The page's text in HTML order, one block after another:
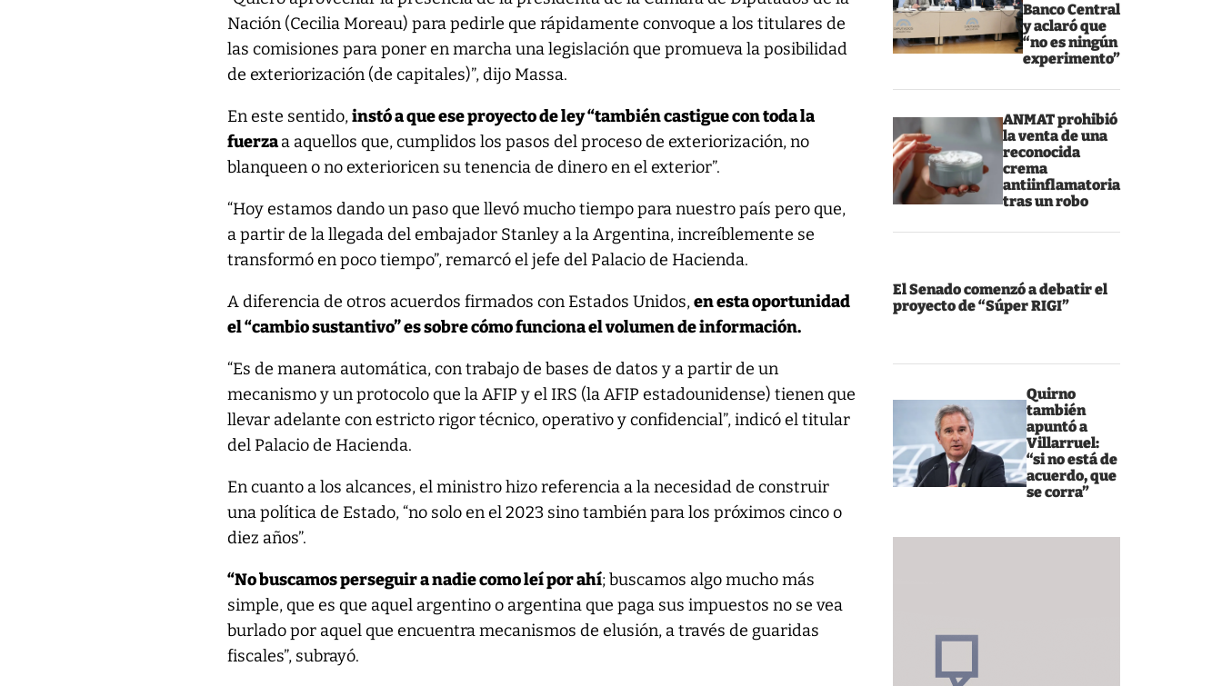
Banco Central
y aclaró que
“no es ningún
experimento”
ANMAT prohibió
la venta de una
reconocida
crema
antiinflamatoria
tras un robo
El Senado comenzó a debatir el
proyecto de “Súper RIGI”
Quirno
también
apuntó a
Villarruel:
“si no está de
acuerdo, que
se corra”
Nación (Cecilia Moreau) para pedirle que rápidamente convoque a los titulares de
las comisiones para poner en marcha una legislación que promueva la posibilidad
de exteriorización (de capitales)”, dijo Massa.
En este sentido,instó a que ese proyecto de ley “también castigue con toda la
fuerzaa aquellos que, cumplidos los pasos del proceso de exteriorización, no
blanqueen o no exterioricen su tenencia de dinero en el exterior”.
“Hoy estamos dando un paso que llevó mucho tiempo para nuestro país pero que,
a partir de la llegada del embajador Stanley a la Argentina, increíblemente se
transformó en poco tiempo”, remarcó el jefe del Palacio de Hacienda.
A diferencia de otros acuerdos firmados con Estados Unidos,en esta oportunidad
el “cambio sustantivo” es sobre cómo funciona el volumen de información.
“Es de manera automática, con trabajo de bases de datos y a partir de un
mecanismo y un protocolo que la AFIP y el IRS (la AFIP estadounidense) tienen que
llevar adelante con estricto rigor técnico, operativo y confidencial”, indicó el titular
del Palacio de Hacienda.
En cuanto a los alcances, el ministro hizo referencia a la necesidad de construir
una política de Estado, “no solo en el 2023 sino también para los próximos cinco o
diez años”.
“No buscamos perseguir a nadie como leí por ahí; buscamos algo mucho más
simple, que es que aquel argentino o argentina que paga sus impuestos no se vea
burlado por aquel que encuentra mecanismos de elusión, a través de guaridas
fiscales”, subrayó.